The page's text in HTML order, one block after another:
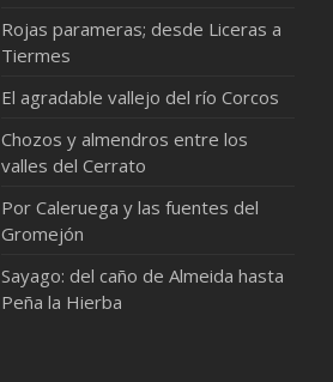
Rojas parameras; desde Liceras a
Tiermes
El agradable vallejo del río Corcos
Chozos y almendros entre los
valles del Cerrato
Por Caleruega y las fuentes del
Gromejón
Sayago: del caño de Almeida hasta
Peña la Hierba